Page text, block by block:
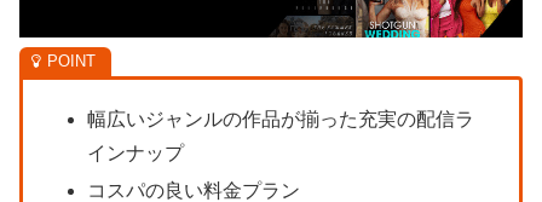
幅広いジャンルの作品が揃った充実の配信ラ
インナップ
コスパの良い料金プラン